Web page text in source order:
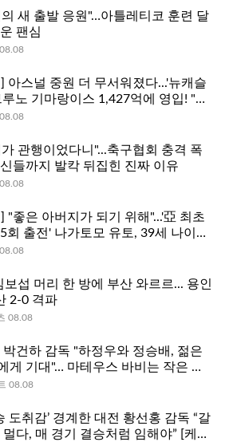
새 출발 응원"…아틀레티코 훈련 달
팬심
아스널 중원 더 무서워졌다...'뉴캐슬
노 기마랑이스 1,427억에 영입! "여
사가 될 것"
관행이었다니"...축구협회 충격 폭
들까지 발칵 뒤집힌 진짜 이유
"좋은 아버지가 되기 위해"...'亞 최초
회 출전' 나가토모 유토, 39세 나이에
어가! "아내도 부탁하더라"
보섭 머리 한 방에 부산 와르르... 용인
2-0 격파
08.08
박건하 감독 "하정우와 정승배, 젊은
게 기대"… 마테우스 바비는 작은 부
뷰]
08.08
도취감’ 경계한 대전 황선홍 감독 “갈
멀다, 매 경기 결승처럼 임해야” [케터